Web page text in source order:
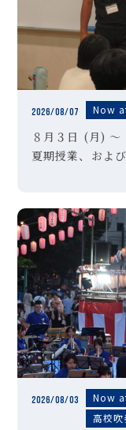
2026/08/07 Now
８月３日 (月)
夏期授業、およ
に負けずに懸命
2026/08/03 Now
高校吹